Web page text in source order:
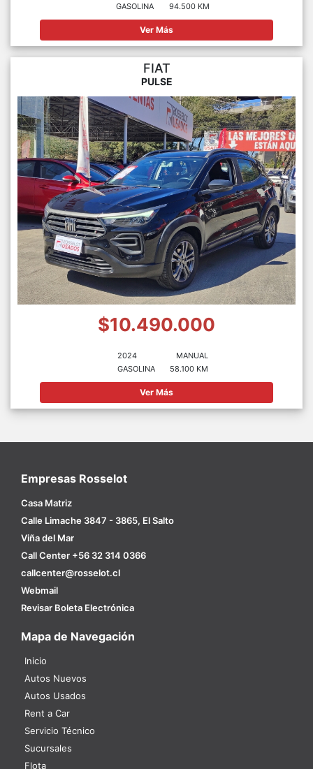
GASOLINA
94.500 KM
Ver Más
FIAT
PULSE
$10.490.000
2024
GASOLINA
MANUAL
58.100 KM
Ver Más
Empresas Rosselot
Casa Matriz
Calle Limache 3847 - 3865, El Salto
Viña del Mar
Call Center +56 32 314 0366
callcenter@rosselot.cl
Webmail
Revisar Boleta Electrónica
Mapa de Navegación
Inicio
Autos Nuevos
Autos Usados
Rent a Car
Servicio Técnico
Sucursales
Flota